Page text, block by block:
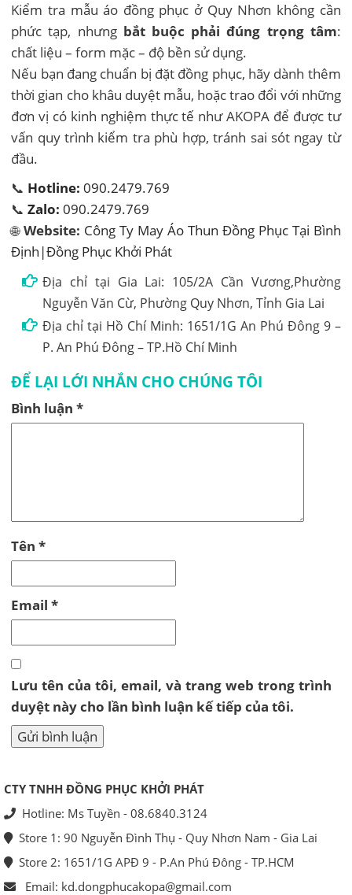
Kiểm tra mẫu áo đồng phục ở Quy Nhơn không cần
phức tạp, nhưng bắt buộc phải đúng trọng tâm:
chất liệu – form mặc – độ bền sử dụng.
Nếu bạn đang chuẩn bị đặt đồng phục, hãy dành thêm
thời gian cho khâu duyệt mẫu, hoặc trao đổi với những
đơn vị có kinh nghiệm thực tế như AKOPA để được tư
vấn quy trình kiểm tra phù hợp, tránh sai sót ngay từ
đầu.
📞 Hotline: 090.2479.769
📞Zalo: 090.2479.769
🌐Website: Công Ty May Áo Thun Đồng Phục Tại Bình
Định|Đồng Phục Khởi Phát
Địa chỉ tại Gia Lai: 105/2A Cần Vương,Phường
Nguyễn Văn Cừ, Phường Quy Nhơn, Tỉnh Gia Lai
Địa chỉ tại Hồ Chí Minh: 1651/1G An Phú Đông 9 –
P. An Phú Đông – TP.Hồ Chí Minh
ĐỂ LẠI LỚI NHẮN CHO CHÚNG TÔI
Bình luận*
Tên*
Email*
Lưu tên của tôi, email, và trang web trong trình
duyệt này cho lần bình luận kế tiếp của tôi.
CTY TNHH ĐỒNG PHỤC KHỞI PHÁT
Hotline: Ms Tuyền - 08.6840.3124
Store 1: 90 Nguyễn Đình Thụ - Quy Nhơn Nam - Gia Lai
Store 2: 1651/1G APĐ 9 - P.An Phú Đông - TP.HCM
Email: kd.dongphucakopa@gmail.com